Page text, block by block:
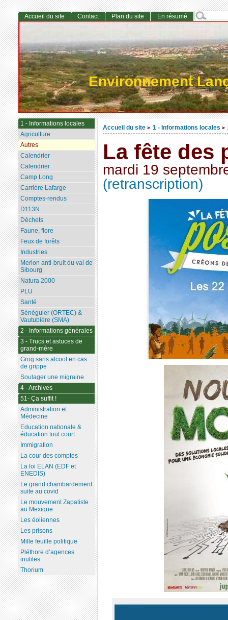
Environnement
Accueil du site > 1 - Informations locales >
La fête des
mardi 19
(retranscription)
Accueil du site Contact Plan du site En résumé
1 - Informations locales
Agriculture
Autres
Calendrier
Calendrier
Camp Long
Carrière Lafarge
Comptes-rendus
D113N
Déchets
Faune, flore
Feux de forêts
Industries
Merlon anti-bruit du val de
Sibourg
Natura 2000
PLU
Santé
Sénéguier (ORTEC) &
Vautubière (SMA)
2 - Informations générales
3 - Trucs et astuces de
grand-mère
Grog sans alcool en cas
de grippe
Soulager une migraine
4 - Archives
51- Ça suffit !
Administration et
Médecine
Education nationale &
éducation tout court
Immigration
La cour des comptes
La loi ELAN (EDF et
ENEDIS)
Le grand chambardement
suite au covid
Le mouvement Zapatiste
au Mexique
Les éoliennes
Les prisons
Mille feuille politique
Pléthore d’agences
inutiles
Thorium